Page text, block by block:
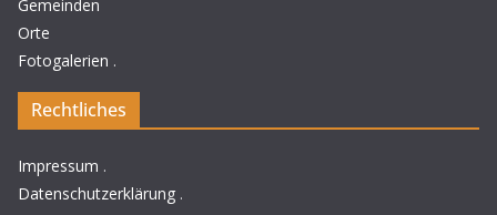
Gemeinden
Orte
Fotogalerien .
Rechtliches
Impressum .
Datenschutzerklärung .